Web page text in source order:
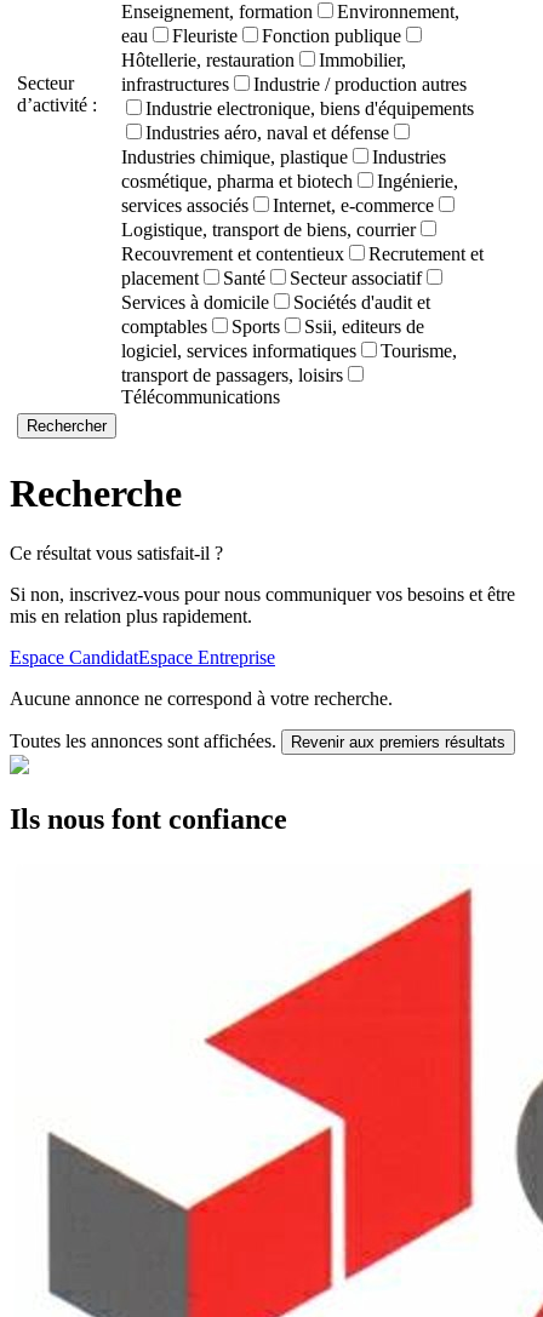
Secteur
d’activité :
Enseignement, formation
Environnement,
eau
Fleuriste
Fonction publique
Hôtellerie, restauration
Immobilier,
infrastructures
Industrie / production autres
Industrie electronique, biens d'équipements
Industries aéro, naval et défense
Industries chimique, plastique
Industries
cosmétique, pharma et biotech
Ingénierie,
services associés
Internet, e-commerce
Logistique, transport de biens, courrier
Recouvrement et contentieux
Recrutement et
placement
Santé
Secteur associatif
Services à domicile
Sociétés d'audit et
comptables
Sports
Ssii, editeurs de
logiciel, services informatiques
Tourisme,
transport de passagers, loisirs
Télécommunications
Recherche
Ce résultat vous satisfait-il ?
Si non, inscrivez-vous pour nous communiquer vos besoins et être
mis en relation plus rapidement.
Espace CandidatEspace Entreprise
Aucune annonce ne correspond à votre recherche.
Toutes les annonces sont affichées. Revenir aux premiers résultats
Ils nous font confiance